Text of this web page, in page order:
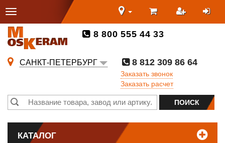
8 800 555 44 33
САНКТ-ПЕТЕРБУРГ
8 812 309 86 64
Заказать звонок
Заказать расчет
КАТАЛОГ